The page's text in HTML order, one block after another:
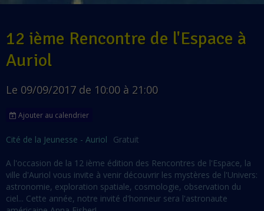
12 ième Rencontre de l'Espace à
Auriol
Le 09/09/2017 de 10:00 à 21:00
Ajouter au calendrier
Cité de la Jeunesse - Auriol Gratuit
A l'occasion de la 12 ième édition des Rencontres de l'Espace, la
ville d'Auriol vous invite à venir découvrir les mystères de l'Univers:
astronomie, exploration spatiale, cosmologie, observation du
ciel... Cette année, notre invité d'honneur sera l'astronaute